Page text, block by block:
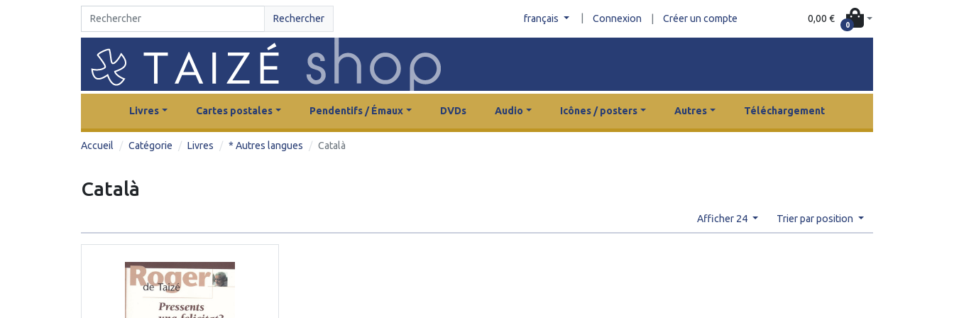
Rechercher français Connexion Créer un compte 0,00 €
0
Livres Cartes postales Pendentifs / Émaux DVDs Audio Icônes / posters Autres Téléchargement
Accueil Catégorie Livres * Autres langues Català
Català
Afficher 24 Trier par position